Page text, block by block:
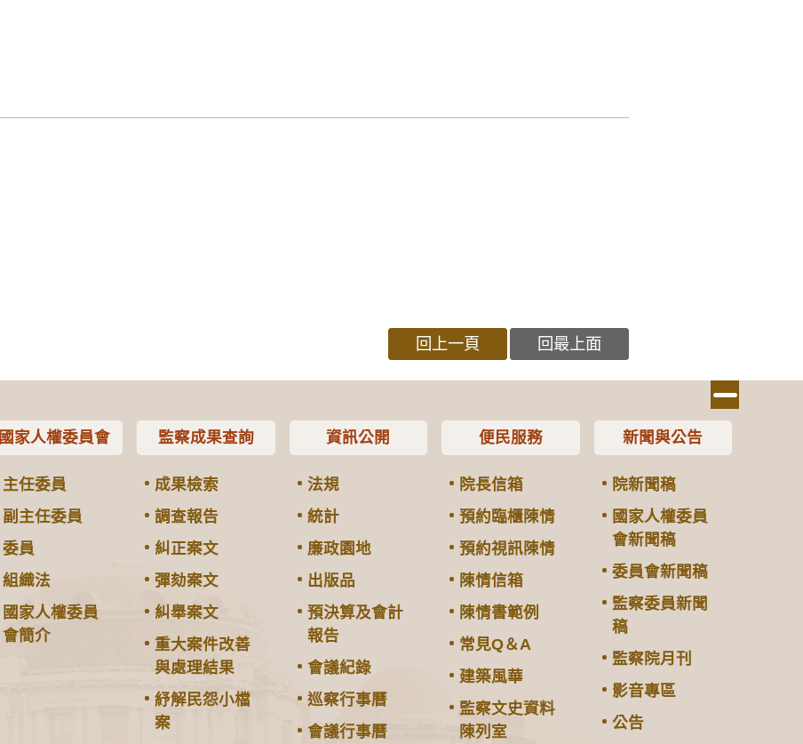
回上一頁 回最上面
國家人權委員會
主任委員
副主任委員
委員
組織法
國家人權委員
會簡介
監察成果查詢
成果檢索
調查報告
糾正案文
彈劾案文
糾舉案文
重大案件改善
與處理結果
紓解民怨小檔
案
資訊公開
法規
統計
廉政園地
出版品
預決算及會計
報告
會議紀錄
巡察行事曆
會議行事曆
便民服務
院長信箱
預約臨櫃陳情
預約視訊陳情
陳情信箱
陳情書範例
常見Q＆A
建築風華
監察文史資料
陳列室
新聞與公告
院新聞稿
國家人權委員
會新聞稿
委員會新聞稿
監察委員新聞
稿
監察院月刊
影音專區
公告